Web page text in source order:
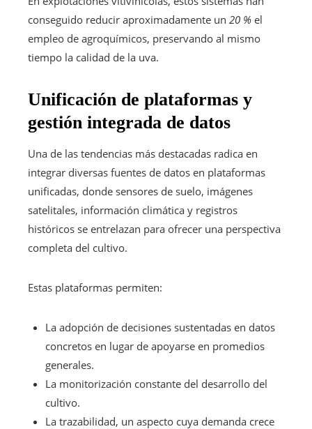
conseguido reducir aproximadamente un 20 % el
empleo de agroquímicos, preservando al mismo
tiempo la calidad de la uva.
Unificación de plataformas y
gestión integrada de datos
Una de las tendencias más destacadas radica en
integrar diversas fuentes de datos en plataformas
unificadas, donde sensores de suelo, imágenes
satelitales, información climática y registros
históricos se entrelazan para ofrecer una perspectiva
completa del cultivo.
Estas plataformas permiten:
La adopción de decisiones sustentadas en datos
concretos en lugar de apoyarse en promedios
generales.
La monitorización constante del desarrollo del
cultivo.
La trazabilidad, un aspecto cuya demanda crece